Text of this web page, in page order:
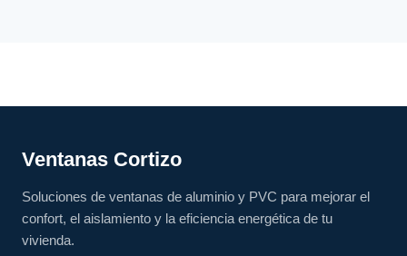
Ventanas Cortizo
Soluciones de ventanas de aluminio y PVC para mejorar el
confort, el aislamiento y la eficiencia energética de tu
vivienda.